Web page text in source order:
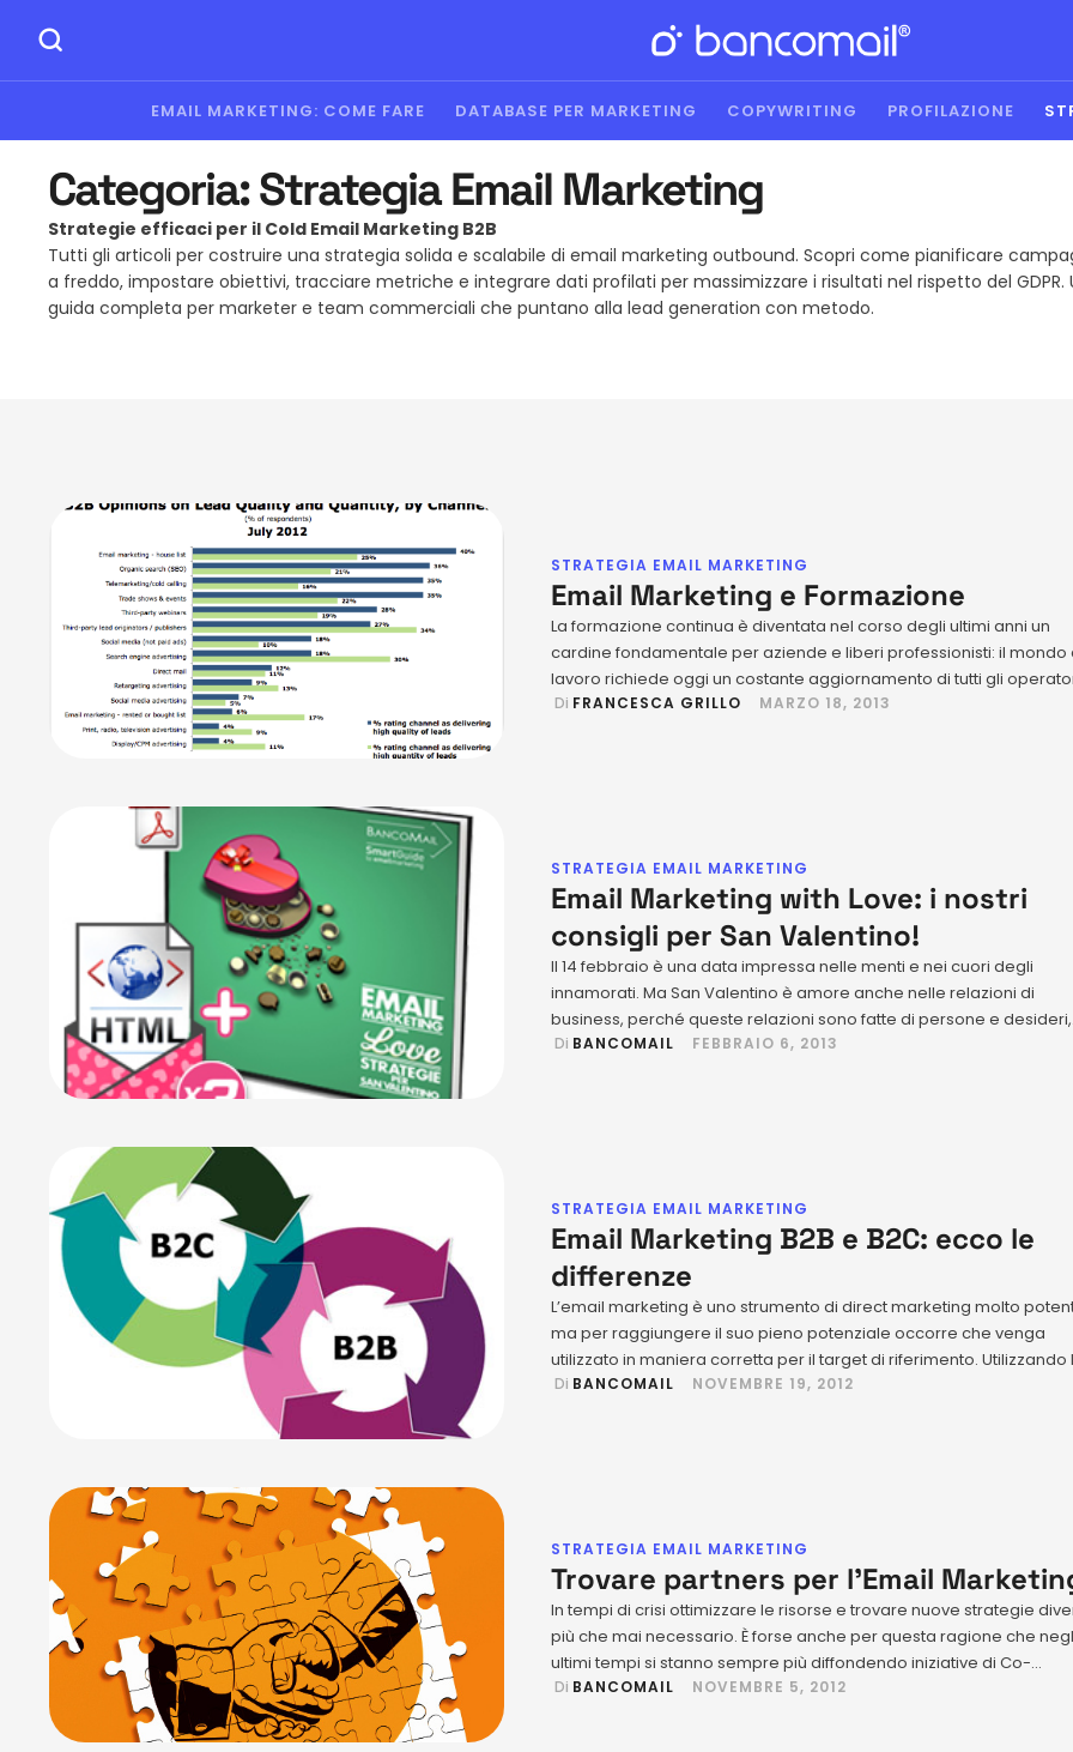
EMAIL MARKETING: COME FARE DATABASE PER MARKETING COPYWRITING PROFILAZIONE
Categoria:Strategia Email Marketing
Strategie efficaci per il Cold Email Marketing B2B
Tutti gli articoli per costruire una strategia solida e scalabile di email marketing outbound. Scopri come pianificare
a freddo, impostare obiettivi, tracciare metriche e integrare dati profilati per massimizzare i risultati nel rispetto del GDPR.
guida completa per marketer e team commerciali che puntano alla lead generation con metodo.
STRATEGIA EMAIL MARKETING
Email Marketing e Formazione
La formazione continua è diventata nel corso degli ultimi anni un
cardine fondamentale per aziende e liberi professionisti: il mondo
lavoro richiede oggi un costante aggiornamento di tutti gli
Non più soltanto corsi di lingue straniere e sicurezza, ormai le
Di FRANCESCA GRILLO MARZO 18, 2013
STRATEGIA EMAIL MARKETING
Email Marketing with Love: i nostri
consigli per San Valentino!
Il 14 febbraio è una data impressa nelle menti e nei cuori degli
innamorati. Ma San Valentino è amore anche nelle relazioni di
business, perché queste relazioni sono fatte di persone e desideri,
così come l’amore. Non esiste quindi occasione migliore per
Di BANCOMAIL FEBBRAIO 6, 2013
STRATEGIA EMAIL MARKETING
Email Marketing B2B e B2C: ecco le
differenze
L’email marketing è uno strumento di direct marketing molto
ma per raggiungere il suo pieno potenziale occorre che venga
utilizzato in maniera corretta per il target di riferimento. Utilizzando
stesso approccio sia in ambito B2C sia per una campagna
Di BANCOMAIL NOVEMBRE 19, 2012
STRATEGIA EMAIL MARKETING
Trovare partners per l’Email
In tempi di crisi ottimizzare le risorse e trovare nuove strategie
più che mai necessario. È forse anche per questa ragione che
ultimi tempi si stanno sempre più diffondendo iniziative di Co-
Marketing, che si basano appunto sulla collaborazione di più
Di BANCOMAIL NOVEMBRE 5, 2012